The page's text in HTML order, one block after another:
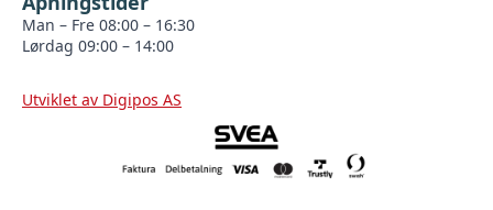
Man – Fre 08:00 – 16:30
Lørdag 09:00 – 14:00
Utviklet av Digipos AS